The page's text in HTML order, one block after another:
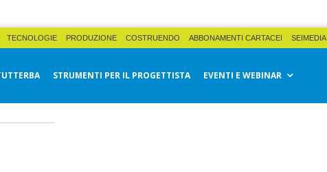
TECNOLOGIE PRODUZIONE COSTRUENDO ABBONAMENTI CARTACEI SEIMEDIA
STRUMENTI PER IL PROGETTISTA EVENTI E WEBINAR